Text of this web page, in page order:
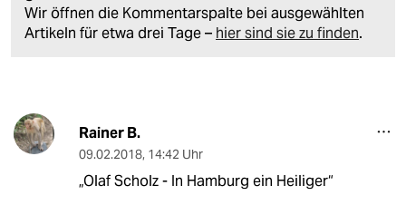
Wir öffnen die Kommentarspalte bei ausgewählten
Artikeln für etwa drei Tage – hier sind sie zu finden.
Rainer B.
09.02.2018, 14:42 Uhr
„Olaf Scholz - In Hamburg ein Heiliger“